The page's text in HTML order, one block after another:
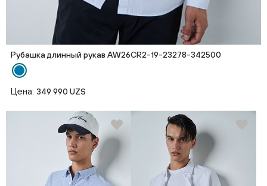
Рубашка длинный рукав AW26CR2-19-23278-342500
Цена: 349 990 UZS